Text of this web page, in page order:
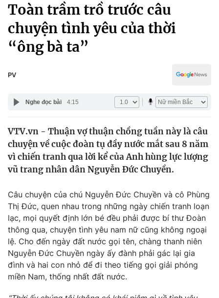
Chính trị
Xã hội
Tin tức
Thế giới đó đây
Câu chuyện quốc tế
Kinh tế
Tài chính
Góc doanh nghiệp
Dữ liệu và đời sống
Truyền hình
Phim VTV
Hậu trường
Nhân vật
Khán giả
Giải trí
Điện ảnh
Âm nhạc
Đời sống
Du lịch
Truyền hình
Văn hóa - Giải trí
Y tế
Đời sống
Toàn trầm trồ trước câu
chuyện tình yêu của thời
“ông bà ta”
PV
Nghe đọc bài 4:15
VTV.vn - Thuận vợ thuận chồng tuần này là câu
chuyện về cuộc đoàn tụ đầy nước mắt sau 8 năm
vì chiến tranh qua lời kể của Anh hùng lực lượng
vũ trang nhân dân Nguyễn Đức Chuyền.
Câu chuyện của chú Nguyễn Đức Chuyền và cô Phùng
Thị Đức, quen nhau trong những ngày chiến tranh loạn
lạc, mọi quyết định lớn bé đều phải được bí thư Đoàn
thông qua, chuyện tình yêu nam nữ cũng không ngoại
lệ. Cho đến ngày đất nước gọi tên, chàng thanh niên
Nguyễn Đức Chuyền ngày ấy đành phải gác lại gia
đình và hai con nhỏ để đi theo tiếng gọi giải phóng
miền Nam, thống nhất đất nước.